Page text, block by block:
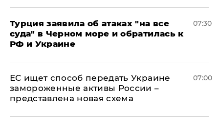
Турция заявила об атаках "на все
суда" в Черном море и обратилась к
РФ и Украине
07:30
ЕС ищет способ передать Украине
замороженные активы России –
представлена новая схема
07:00